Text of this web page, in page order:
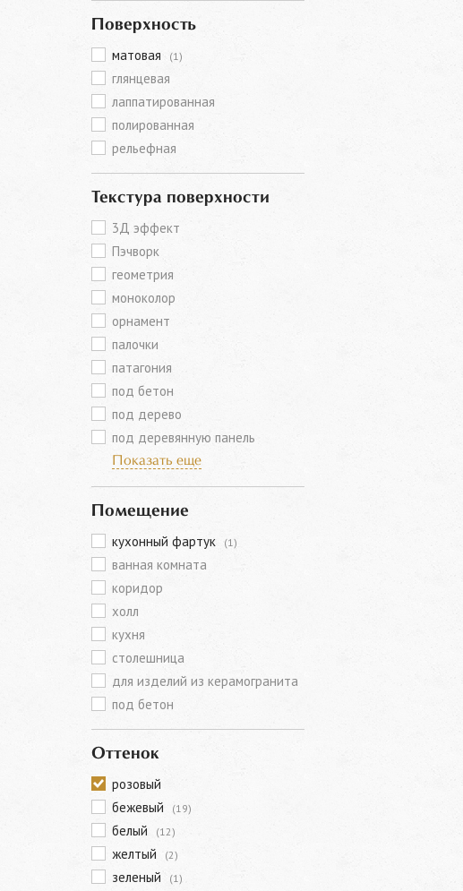
Поверхность
матовая (1)
глянцевая
лаппатированная
полированная
рельефная
Текстура поверхности
3Д эффект
Пэчворк
геометрия
моноколор
орнамент
палочки
патагония
под бетон
под дерево
под деревянную панель
Показать еще
Помещение
кухонный фартук (1)
ванная комната
коридор
холл
кухня
столешница
для изделий из керамогранита
под бетон
Оттенок
розовый
бежевый
(19)
белый (12)
желтый (2)
зеленый (1)